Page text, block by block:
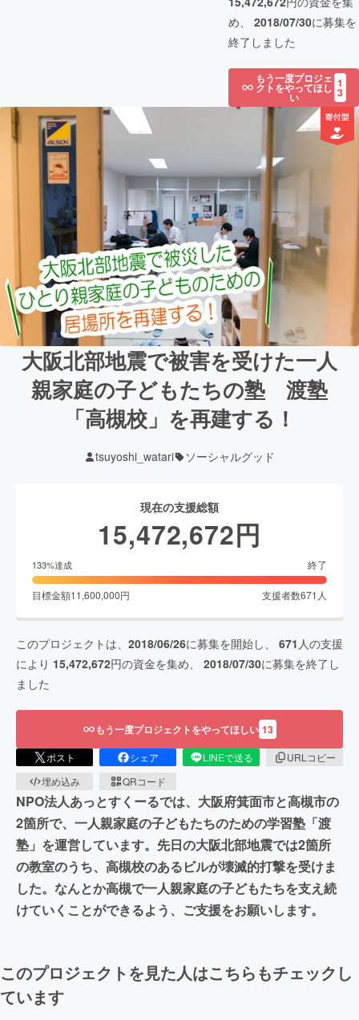
め、 2018/07/30に募集を
終了しました
もう一度プロジェ
クトをやってほし
い
1
3
大阪北部地震で被害を受けた一人
親家庭の子どもたちの塾 渡塾
「高槻校」を再建する！
tsuyoshi_watari ソーシャルグッド
現在の支援総額
15,472,672円
133%達成 終了
目標金額11,600,000円 支援者数671 人
このプロジェクトは、 2018/06/26に募集を開始し、 671 人の支援
により 15,472,672円の資金を集め、 2018/07/30に募集を終了し
ました
もう一度プロジェクトをやってほしい 13
ポスト シェア LINEで送る
URLコピー
埋め込み
QRコード
NPO法人あっとすくーるでは、大阪府箕面市と高槻市の
2箇所で、一人親家庭の子どもたちのための学習塾「渡
塾」を運営しています。先日の大阪北部地震では2箇所
の教室のうち、高槻校のあるビルが壊滅的打撃を受けま
した。なんとか高槻で一人親家庭の子どもたちを支え続
けていくことができるよう、ご支援をお願いします。
このプロジェクトを見た人はこちらもチェックし
ています